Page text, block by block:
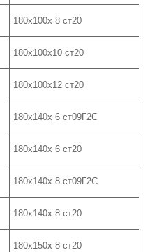
180х100х 8 ст20
180х100х10 ст20
180х100х12 ст20
180х140х 6 ст09Г2С
180х140х 6 ст20
180х140х 8 ст09Г2С
180х140х 8 ст20
180х150х 8 ст20